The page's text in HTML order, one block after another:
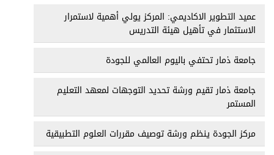
عميد التطوير الاكاديمي: المركز يولي أهمية لاستمرار
الاستثمار في تأهيل هيئة التدريس
جامعة ذمار تحتفي باليوم العالمي للجودة
جامعة ذمار تقيم ورشة تحديد التوجهات لمعهد التعليم
المستمر
مركز الجودة ينظم ورشة توصيف مقررات العلوم التطبيقية